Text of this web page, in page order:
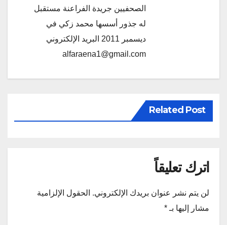
الصحفيين جريدة الفراعنة مستقبل
له جذور أسسها محمد زكي في
ديسمبر 2011 البريد الإلكتروني
alfaraena1@gmail.com
Related Post
اترك تعليقاً
لن يتم نشر عنوان بريدك الإلكتروني. الحقول الإلزامية
مشار إليها بـ *